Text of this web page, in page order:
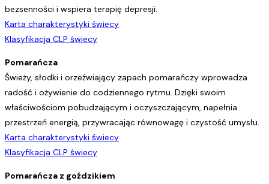
bezsenności i wspiera terapię depresji.
Karta charakterystyki świecy
Klasyfikacja CLP świecy
Pomarańcza
Świeży, słodki i orzeźwiający zapach pomarańczy wprowadza
radość i ożywienie do codziennego rytmu. Dzięki swoim
właściwościom pobudzającym i oczyszczającym, napełnia
przestrzeń energią, przywracając równowagę i czystość umysłu.
Karta charakterystyki świecy
Klasyfikacja CLP świecy
Pomarańcza z goździkiem